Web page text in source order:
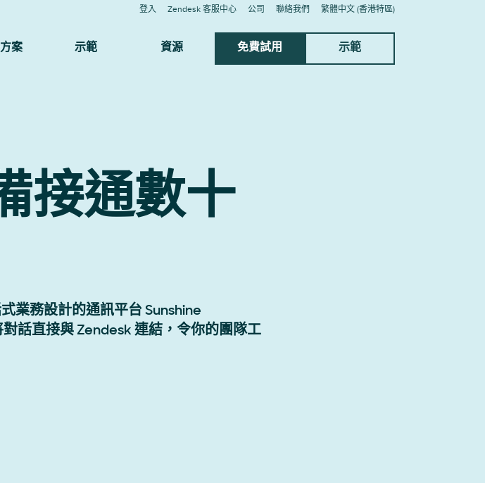
登入 Zendesk 客服中心 公司 聯絡我們 繁體中文 (香港特區)
案 示範 資源 免費試用 示範
接通數十
業務設計的通訊平台 Sunshine
話直接與 Zendesk 連結，令你的團隊工